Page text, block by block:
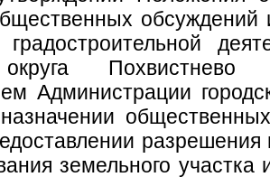
округа Похвистнево
Администрации
общественных
земельного участка